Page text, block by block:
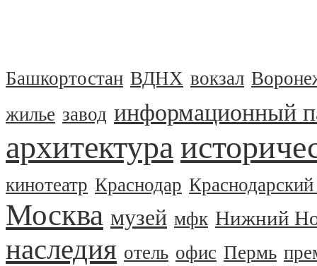
Башкортостан ВДНХ вокзал
жилье завод информационный
архитектура
кинотеатр Краснодар
Москва музей мфк Нижний
наследия отель офис Пермь